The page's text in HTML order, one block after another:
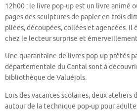
12h00 : le livre pop-up est un livre animé
pages des sculptures de papier en trois
pliées, découpées, collées et agencées. Il
chez le lecteur surprise et
Une quarantaine de livres pop-up prêtés
départementale du Cantal sont à
bibliothèque de Valuéjols.
Lors des vacances scolaires, deux ateliers
autour de la technique pop-up pour